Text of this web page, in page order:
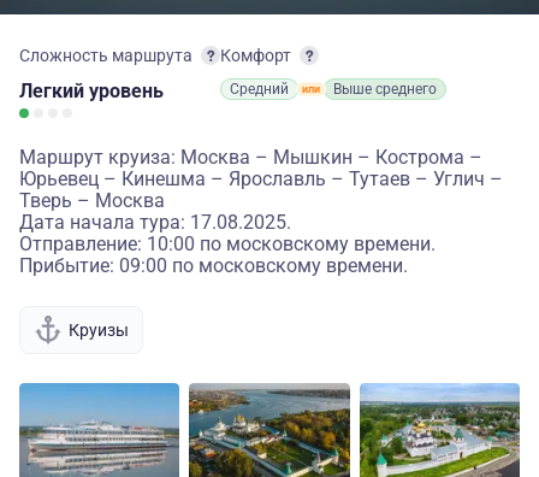
Сложность маршрута
Легкий уровень
Комфорт
Средний Выше среднего
Маршрут круиза: Москва – Мышкин – Кострома –
Юрьевец – Кинешма – Ярославль – Тутаев – Углич –
Тверь – Москва
Дата начала тура: 17.08.2025.
Отправление: 10:00 по московскому времени.
Прибытие: 09:00 по московскому времени.
Круизы